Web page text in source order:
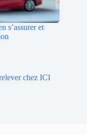
s’assurer et
chez ICI